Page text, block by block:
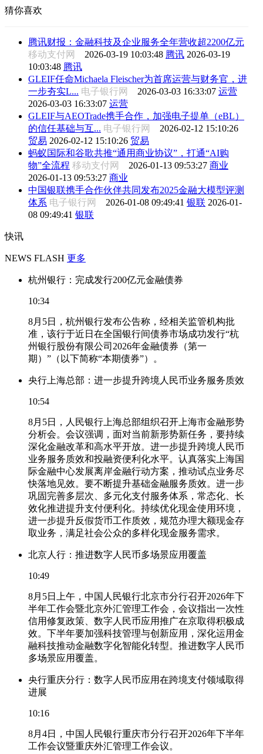
猜你喜欢
腾讯财报：金融科技及企业服务全年营收超2200亿元
移动支付网 2026-03-19 10:03:48 腾讯 2026-03-19
10:03:48 腾讯
GLEIF任命Michaela Fleischer为首席运营与财务官，进
一步夯实L... 电子银行网 2026-03-03 16:33:07 运营
2026-03-03 16:33:07 运营
GLEIF与AEOTrade携手合作，加强电子提单（eBL）
的信任基础与互... 电子银行网 2026-02-12 15:10:26
贸易 2026-02-12 15:10:26 贸易
蚂蚁国际和谷歌共推“通用商业协议”，打通“AI购
物”全流程 移动支付网 2026-01-13 09:53:27 商业
2026-01-13 09:53:27 商业
中国银联携手合作伙伴共同发布2025金融大模型评测
体系 电子银行网 2026-01-08 09:49:41 银联 2026-01-
08 09:49:41 银联
快讯
NEWS FLASH 更多
杭州银行：完成发行200亿元金融债券
10:34
8月5日，杭州银行发布公告称，经相关监管机构批
准，该行于近日在全国银行间债券市场成功发行“杭
州银行股份有限公司2026年金融债券（第一
期）”（以下简称“本期债券”）。
央行上海总部：进一步提升跨境人民币业务服务质效
10:54
8月5日，人民银行上海总部组织召开上海市金融形势
分析会。会议强调，面对当前新形势新任务，要持续
深化金融改革和高水平开放。进一步提升跨境人民币
业务服务质效和投融资便利化水平。认真落实上海国
际金融中心发展离岸金融行动方案，推动试点业务尽
快落地见效。要不断提升基础金融服务质效。进一步
巩固完善多层次、多元化支付服务体系，常态化、长
效化推进提升支付便利化。持续优化现金使用环境，
进一步提升反假货币工作质效，规范办理大额现金存
取业务，满足社会公众的多样化现金服务需求。
北京人行：推进数字人民币多场景应用覆盖
10:49
8月5日上午，中国人民银行北京市分行召开2026年下
半年工作会暨北京外汇管理工作会，会议指出一次性
信用修复政策、数字人民币应用推广在京取得积极成
效。下半年要加强科技管理与创新应用，深化运用金
融科技推动金融数字化智能化转型。推进数字人民币
多场景应用覆盖。
央行重庆分行：数字人民币应用在跨境支付领域取得
进展
10:16
8月4日，中国人民银行重庆市分行召开2026年下半年
工作会议暨重庆外汇管理工作会议。